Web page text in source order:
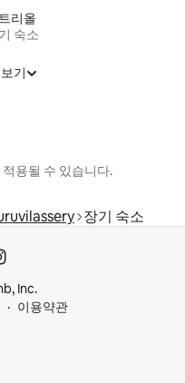
리올
숙소
기
용될 수 있습니다.
장기 숙소
Inc.
이용약관